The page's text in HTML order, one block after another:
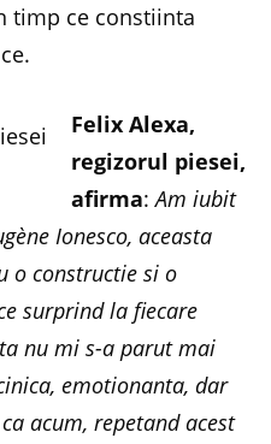
timp ce constiinta
Felix Alexa,
regizorul piesei,
afirma:Am iubit
Ionesco, aceasta
o constructie si o
surprind la fiecare
nu mi s-a parut mai
emotionanta, dar
acum, repetand acest